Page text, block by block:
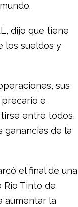
dijo que tiene
los sueldos y
sus
e
entre todos,
ganancias de la
el final de una
Rio Tinto de
aumentar la